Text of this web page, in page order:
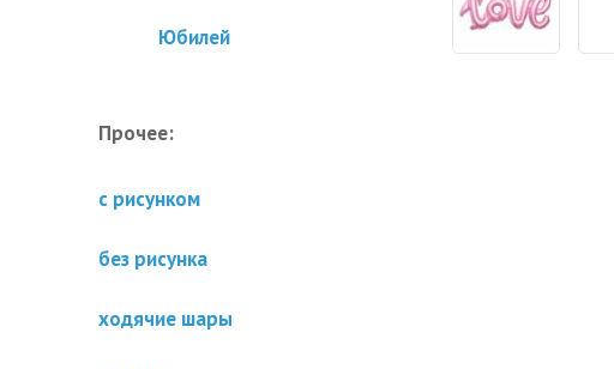
Юбилей
Прочее:
с рисунком
без рисунка
ходячие шары